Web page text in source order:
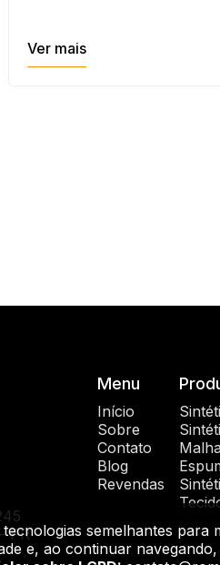
Ver mais
PR
Menu
Início
Sobre
Contato
Blog
Revendas
semelhantes
e, ao continuar